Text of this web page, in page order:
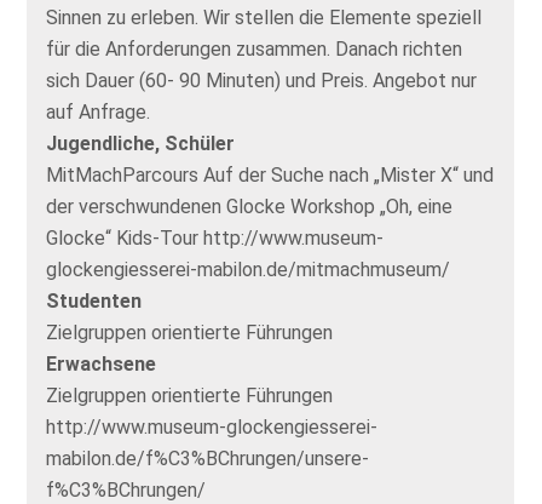
Sinnen zu erleben. Wir stellen die Elemente speziell
für die Anforderungen zusammen. Danach richten
sich Dauer (60- 90 Minuten) und Preis. Angebot nur
auf Anfrage.
Jugendliche, Schüler
MitMachParcours Auf der Suche nach „Mister X“ und
der verschwundenen Glocke Workshop „Oh, eine
Glocke“ Kids-Tour http://www.museum-
glockengiesserei-mabilon.de/mitmachmuseum/
Studenten
Zielgruppen orientierte Führungen
Erwachsene
Zielgruppen orientierte Führungen
http://www.museum-glockengiesserei-
mabilon.de/f%C3%BChrungen/unsere-
f%C3%BChrungen/